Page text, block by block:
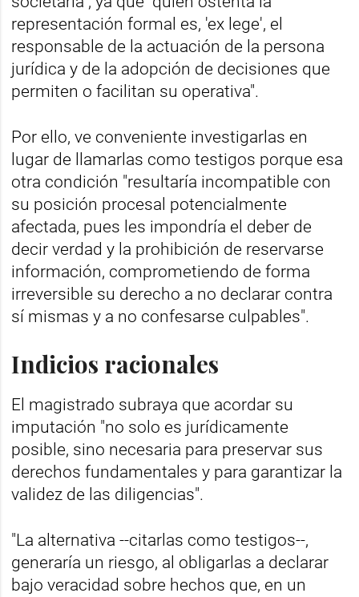
representación formal es, 'ex lege', el
responsable de la actuación de la persona
jurídica y de la adopción de decisiones que
permiten o facilitan su operativa".
Por ello, ve conveniente investigarlas en
lugar de llamarlas como testigos porque esa
otra condición "resultaría incompatible con
su posición procesal potencialmente
afectada, pues les impondría el deber de
decir verdad y la prohibición de reservarse
información, comprometiendo de forma
irreversible su derecho a no declarar contra
sí mismas y a no confesarse culpables".
Indicios racionales
El magistrado subraya que acordar su
imputación "no solo es jurídicamente
posible, sino necesaria para preservar sus
derechos fundamentales y para garantizar la
validez de las diligencias".
"La alternativa --citarlas como testigos--,
generaría un riesgo, al obligarlas a declarar
bajo veracidad sobre hechos que, en un